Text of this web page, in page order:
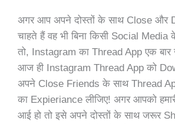
अगर आप अपने दोस्तों के साथ Close और
चाहते हैं वह भी बिना किसी Social
तो, Instagram का Thread App एक बार
आज ही Instagram Thread App को
अपने Close Friends के साथ Thread
का Expieriance लीजिए! अगर आपको
आई हो तो इसे अपने दोस्तों के साथ जरूर